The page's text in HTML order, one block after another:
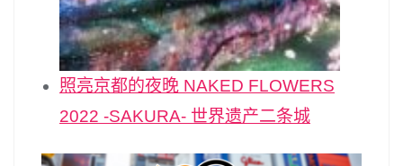
照亮京都的夜晚 NAKED FLOWERS
2022 -SAKURA- 世界遗产二条城